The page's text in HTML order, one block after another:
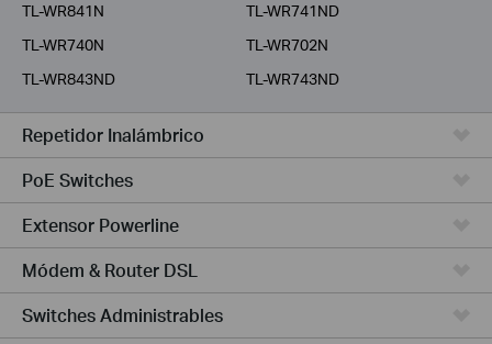
TL-WR841N
TL-WR741ND
TL-WR740N
TL-WR702N
TL-WR843ND
TL-WR743ND
Repetidor Inalámbrico
PoE Switches
Extensor Powerline
Módem & Router DSL
Switches Administrables